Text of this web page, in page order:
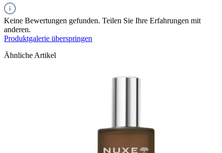
Keine Bewertungen gefunden. Teilen Sie Ihre Erfahrungen mit
anderen.
Produktgalerie überspringen
Ähnliche Artikel